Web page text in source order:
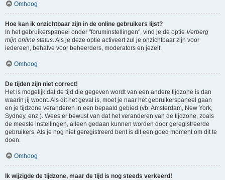
Omhoog
Hoe kan ik onzichtbaar zijn in de online gebruikers lijst?
In het gebruikerspaneel onder "foruminstellingen", vind je de optie Verberg
mijn online status. Als je deze optie activeert zul je onzichtbaar zijn voor
iedereen, behalve voor beheerders, moderators en jezelf.
Omhoog
De tijden zijn niet correct!
Het is mogelijk dat de tijd die gegeven wordt van een andere tijdzone is dan
waarin jij woont. Als dit het geval is, moet je naar het gebruikerspaneel gaan
en je tijdzone veranderen in een bepaald gebied (vb: Amsterdam, New York,
Sydney, enz.). Wees er bewust van dat het veranderen van de tijdzone, zoals
de meeste instellingen, alleen gedaan kunnen worden door geregistreerde
gebruikers. Als je nog niet geregistreerd bent is dit een goed moment om dit te
doen.
Omhoog
Ik wijzigde de tijdzone, maar de tijd is nog steeds verkeerd!